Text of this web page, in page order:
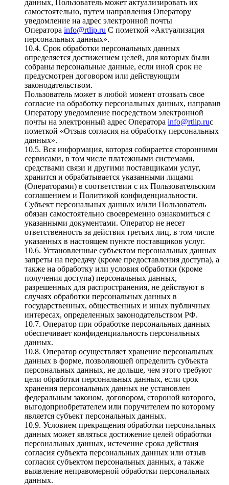
данных, Пользователь может актуализировать их
самостоятельно, путем направления Оператору
уведомление на адрес электронной почты
Оператора info@rtlip.ru С пометкой «Актуализация
персональных данных».
10.4. Срок обработки персональных данных
определяется достижением целей, для которых были
собраны персональные данные, если иной срок не
предусмотрен договором или действующим
законодательством.
Пользователь может в любой момент отозвать свое
согласие на обработку персональных данных, направив
Оператору уведомление посредством электронной
почты на электронный адрес Оператора info@rtlip.ruс
пометкой «Отзыв согласия на обработку персональных
данных».
10.5. Вся информация, которая собирается сторонними
сервисами, в том числе платежными системами,
средствами связи и другими поставщиками услуг,
хранится и обрабатывается указанными лицами
(Операторами) в соответствии с их Пользовательским
соглашением и Политикой конфиденциальности.
Субъект персональных данных и/или Пользователь
обязан самостоятельно своевременно ознакомиться с
указанными документами. Оператор не несет
ответственность за действия третьих лиц, в том числе
указанных в настоящем пункте поставщиков услуг.
10.6. Установленные субъектом персональных данных
запреты на передачу (кроме предоставления доступа), а
также на обработку или условия обработки (кроме
получения доступа) персональных данных,
разрешенных для распространения, не действуют в
случаях обработки персональных данных в
государственных, общественных и иных публичных
интересах, определенных законодательством РФ.
10.7. Оператор при обработке персональных данных
обеспечивает конфиденциальность персональных
данных.
10.8. Оператор осуществляет хранение персональных
данных в форме, позволяющей определить субъекта
персональных данных, не дольше, чем этого требуют
цели обработки персональных данных, если срок
хранения персональных данных не установлен
федеральным законом, договором, стороной которого,
выгодоприобретателем или поручителем по которому
является субъект персональных данных.
10.9. Условием прекращения обработки персональных
данных может являться достижение целей обработки
персональных данных, истечение срока действия
согласия субъекта персональных данных или отзыв
согласия субъектом персональных данных, а также
выявление неправомерной обработки персональных
данных.